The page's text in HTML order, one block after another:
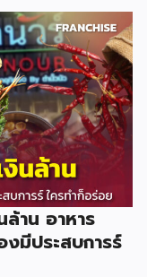
ของแต่ละร้าน จะมี
อย่างเป็นทางการวันที่
/ Cafe Amazon /
สามารถติดตาม
วิวอินไซด์ Website
าน อาหาร
มีประสบการร์